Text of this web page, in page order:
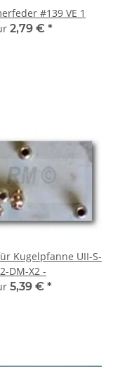
#139 VE 1
2,79 € *
Kugelpfanne UII-S-
DM-X2 -
5,39 € *